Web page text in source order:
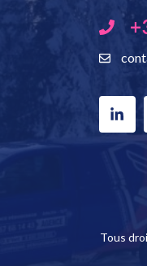
Tous